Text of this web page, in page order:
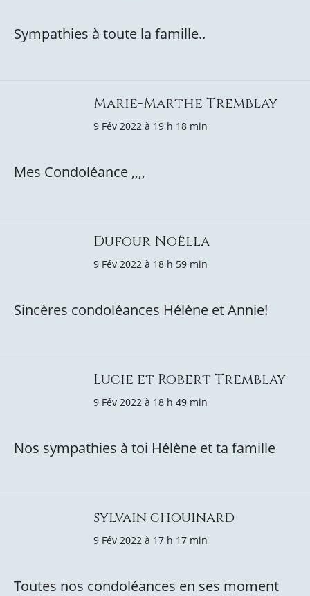
Sympathies à toute la famille..
Marie-Marthe Tremblay
9 Fév 2022 à 19 h 18 min
Mes Condoléance ,,,,
Dufour Noëlla
9 Fév 2022 à 18 h 59 min
Sincères condoléances Hélène et Annie!
Lucie et Robert Tremblay
9 Fév 2022 à 18 h 49 min
Nos sympathies à toi Hélène et ta famille
sylvain chouinard
9 Fév 2022 à 17 h 17 min
Toutes nos condoléances en ses moment